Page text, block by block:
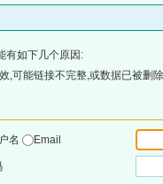
有如下几个原因:
,可能链接不完整,或数据已被删
名
Email